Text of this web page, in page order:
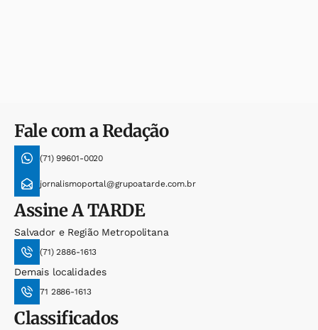
Fale com a Redação
(71) 99601-0020
jornalismoportal@grupoatarde.com.br
AssineA TARDE
Salvador e Região Metropolitana
(71) 2886-1613
Demais localidades
71 2886-1613
Classificados